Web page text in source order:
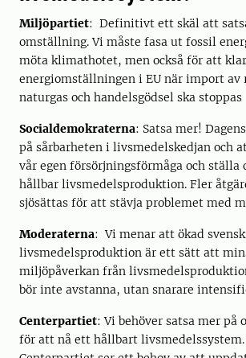
Miljöpartiet: Definitivt ett skäl att
omställning. Vi måste fasa ut fossil
möta klimathotet, men också för att
energiomställningen i EU när import av
naturgas och handelsgödsel ska stoppas
Socialdemokraterna: Satsa mer!
på sårbarheten i livsmedelskedjan och
vår egen försörjningsförmåga och
hållbar livsmedelsproduktion. Fler
sjösättas för att stävja problemet med
Moderaterna: Vi menar att ökad svensk
livsmedelsproduktion är ett sätt att
miljöpåverkan från
bör inte avstanna, utan snarare
Centerpartiet: Vi behöver satsa mer på
för att nå ett hållbart